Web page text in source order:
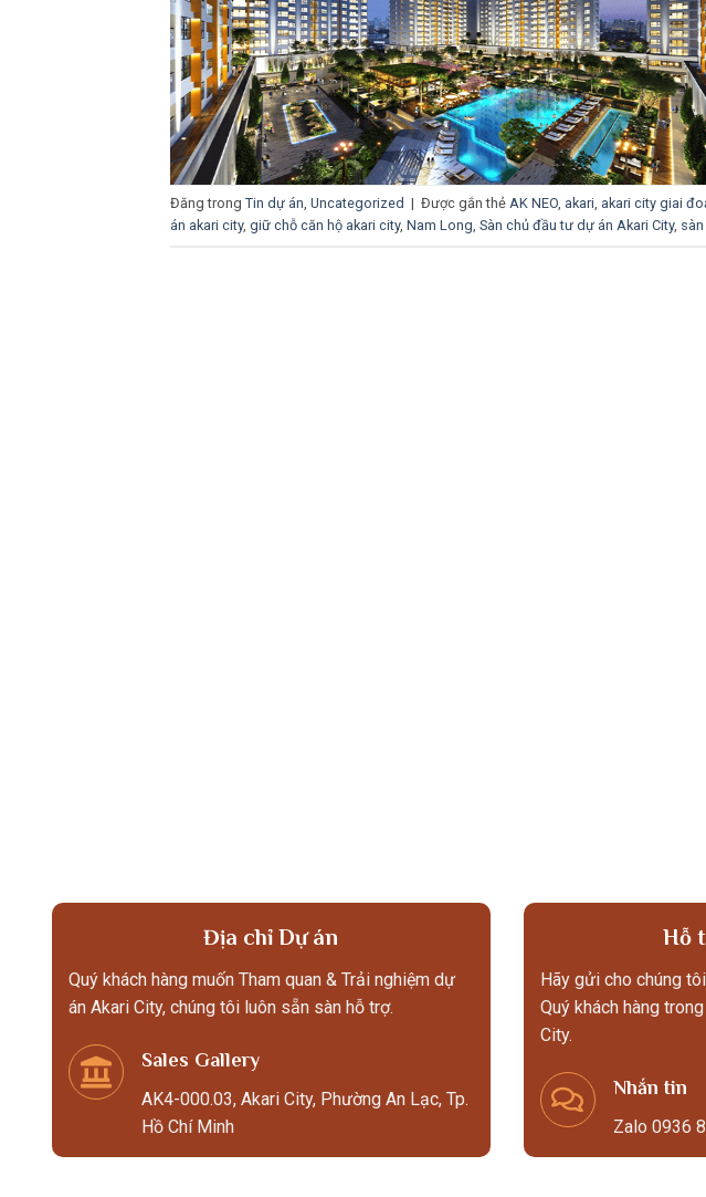
Đăng trong Tin dự án, Uncategorized | Được gắn thẻ AK NEO, akari, akari city giai
án akari city, giữ chỗ căn hộ akari city, Nam Long, Sàn chủ đầu tư dự án Akari City,
Địa chỉ Dự án
Quý khách hàng muốn Tham quan & Trải nghiệm dự
án Akari City, chúng tôi luôn sẵn sàn hỗ trợ.
Sales Gallery
AK4-000.03, Akari City, Phường An Lạc, Tp.
Hồ Chí Minh
Hỗ
Hãy gửi cho chúng
Quý khách hàng
City.
Nhắn tin
Zalo 0936